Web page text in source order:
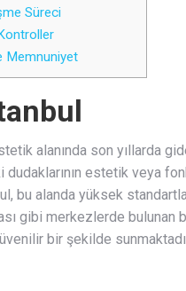
Süreci
Memnuniyet
alanında son yıllarda
dudaklarının estetik veya
bu alanda yüksek
gibi merkezlerde bulunan
bir şekilde